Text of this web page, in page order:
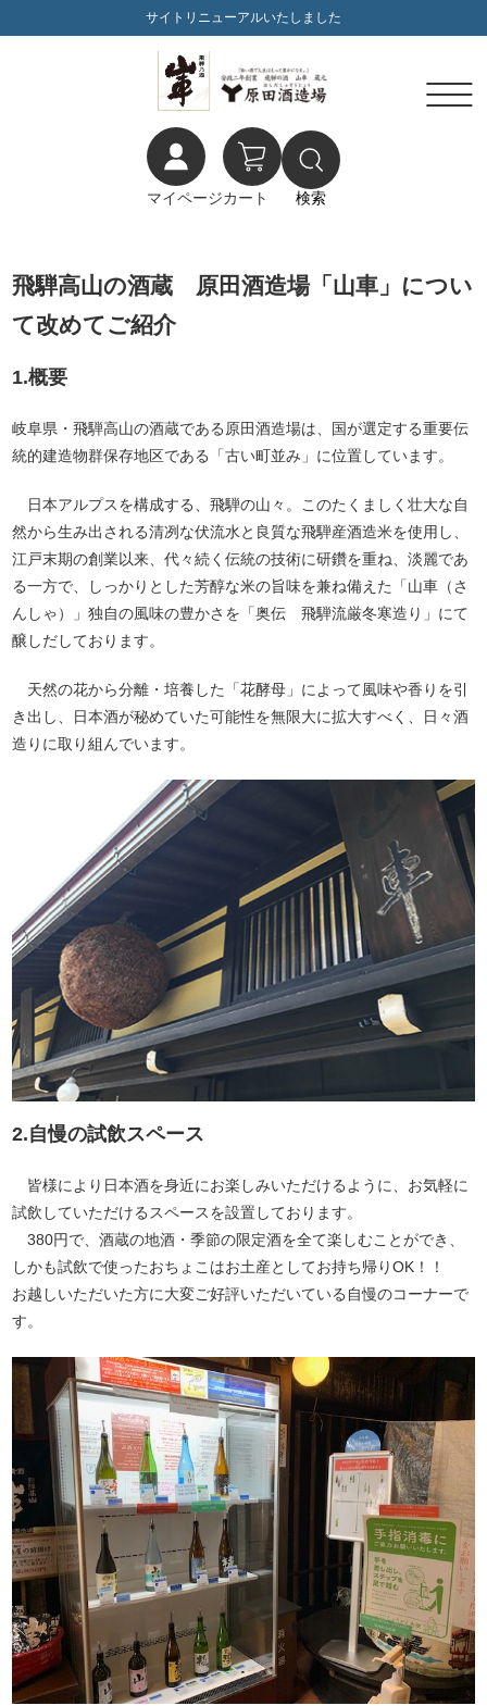
サイトリニューアルいたしました
マイページカート 検索
飛騨高山の酒蔵 原田酒造場「山車」につい
て改めてご紹介
1.概要
岐阜県・飛騨高山の酒蔵である原田酒造場は、国が選定する重要伝
統的建造物群保存地区である「古い町並み」に位置しています。
日本アルプスを構成する、飛騨の山々。このたくましく壮大な自
然から生み出される清冽な伏流水と良質な飛騨産酒造米を使用し、
江戸末期の創業以来、代々続く伝統の技術に研鑽を重ね、淡麗であ
る一方で、しっかりとした芳醇な米の旨味を兼ね備えた「山車（さ
んしゃ）」独自の風味の豊かさを「奥伝 飛騨流厳冬寒造り」にて
醸しだしております。
天然の花から分離・培養した「花酵母」によって風味や香りを引
き出し、日本酒が秘めていた可能性を無限大に拡大すべく、日々酒
造りに取り組んでいます。
2.自慢の試飲スペース
皆様により日本酒を身近にお楽しみいただけるように、お気軽に
試飲していただけるスペースを設置しております。
380円で、酒蔵の地酒・季節の限定酒を全て楽しむことができ、
しかも試飲で使ったおちょこはお土産としてお持ち帰りOK！！
お越しいただいた方に大変ご好評いただいている自慢のコーナーで
す。